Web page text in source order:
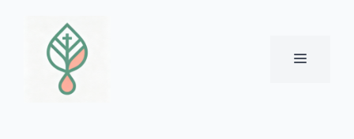
contenu
MENU